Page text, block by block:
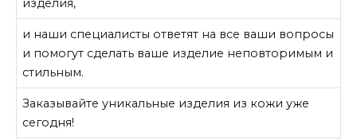
изделия,
и наши специалисты ответят на все ваши вопросы
и помогут сделать ваше изделие неповторимым и
стильным.
Заказывайте уникальные изделия из кожи уже
сегодня!